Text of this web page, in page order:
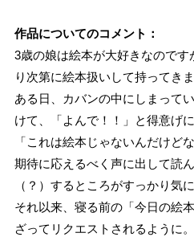
作品についてのコメント：
3歳の娘は絵本が大好きなのです
り次第に絵本扱いして持ってきま
ある日、カバンの中にしまって
けて、「よんで！！」と得意げ
「これは絵本じゃないんだけ
期待に応えるべく声に出して読
（？）するところがすっかり気
それ以来、寝る前の「今日の絵
ざってリクエストされるように。